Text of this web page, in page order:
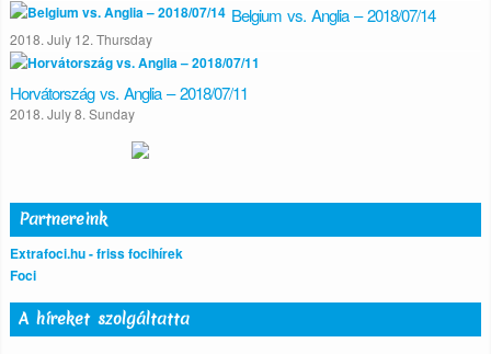
Belgium vs. Anglia – 2018/07/14
2018. July 12. Thursday
Horvátország vs. Anglia – 2018/07/11
2018. July 8. Sunday
Partnereink
Extrafoci.hu - friss focihírek
Foci
A híreket szolgáltatta